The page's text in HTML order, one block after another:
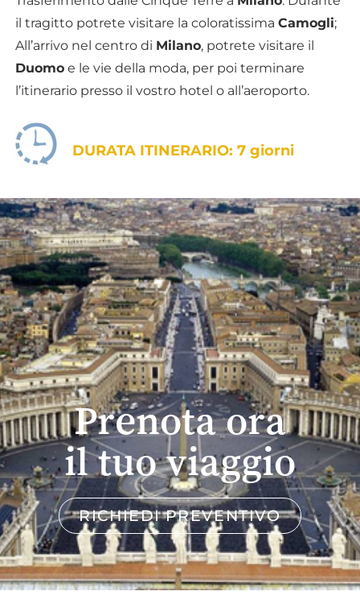
il tragitto potrete visitare la coloratissima Camogli;
All’arrivo nel centro di Milano, potrete visitare il
Duomoe le vie della moda, per poi terminare
l’itinerario presso il vostro hotel o all’aeroporto.
DURATA ITINERARIO: 7 giorni
Prenota ora
il tuo viaggio
RICHIEDI PREVENTIVO